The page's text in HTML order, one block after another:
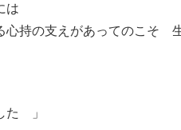
は
心持の支えがあってのこそ
た 」